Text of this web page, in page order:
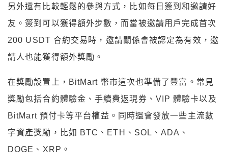
另外還有比較輕鬆的參與方式，比如每日簽到和邀請好
友。簽到可以獲得額外步數，而當被邀請用戶完成首次
200 USDT 合約交易時，邀請關係會被認定為有效，邀
請人也能獲得額外獎勵。
在獎勵設置上，BitMart 幣市這次也準備了豐富。常見
獎勵包括合約體驗金、手續費返現券、VIP 體驗卡以及
BitMart 預付卡等平台權益。同時還會發放一些主流數
字資產獎勵，比如 BTC、ETH、SOL、ADA、
DOGE、XRP。